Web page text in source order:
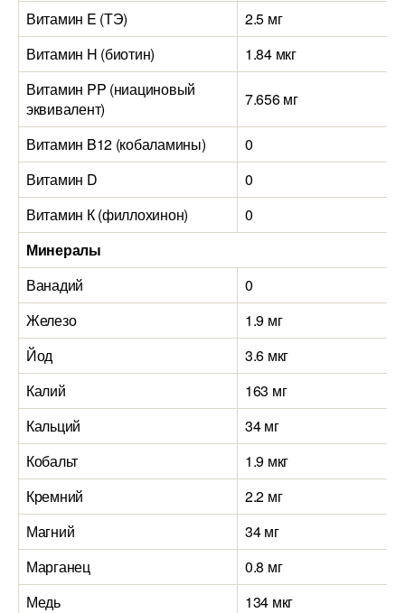
Витамин E (ТЭ)
2.5 мг
Витамин H (биотин)
1.84 мкг
Витамин PP (ниациновый
эквивалент)
7.656 мг
Витамин B12 (кобаламины)
0
Витамин D
0
Витамин К (филлохинон)
0
Минералы
Ванадий
0
Железо
1.9 мг
Йод
3.6 мкг
Калий
163 мг
Кальций
34 мг
Кобальт
1.9 мкг
Кремний
2.2 мг
Магний
34 мг
Марганец
0.8 мг
Медь
134 мкг